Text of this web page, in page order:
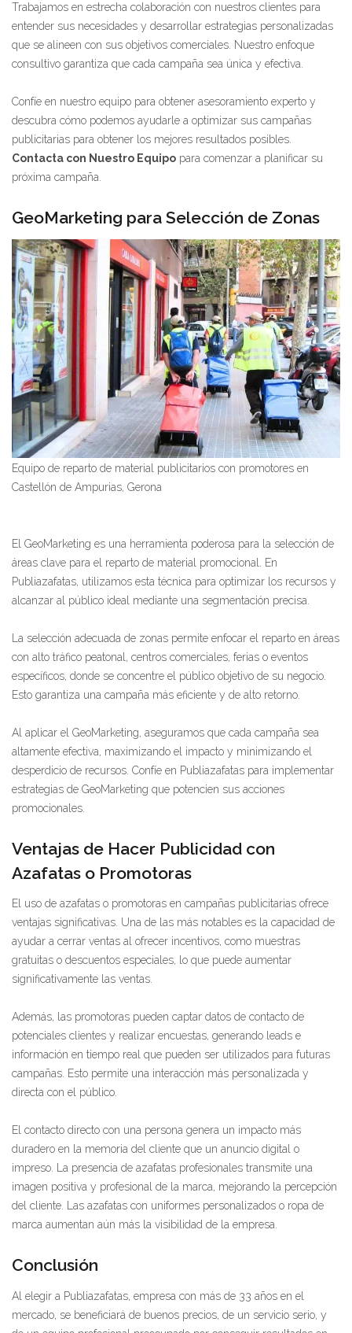
Trabajamos en estrecha colaboración con nuestros clientes para
entender sus necesidades y desarrollar estrategias personalizadas
que se alineen con sus objetivos comerciales. Nuestro enfoque
consultivo garantiza que cada campaña sea única y efectiva.
Confíe en nuestro equipo para obtener asesoramiento experto y
descubra cómo podemos ayudarle a optimizar sus campañas
publicitarias para obtener los mejores resultados posibles.
Contacta con Nuestro Equipo para comenzar a planificar su
próxima campaña.
GeoMarketing para Selección de Zonas
Equipo de reparto de material publicitarios con promotores en
Castellón de Ampurias, Gerona
El GeoMarketing es una herramienta poderosa para la selección de
áreas clave para el reparto de material promocional. En
Publiazafatas, utilizamos esta técnica para optimizar los recursos y
alcanzar al público ideal mediante una segmentación precisa.
La selección adecuada de zonas permite enfocar el reparto en áreas
con alto tráfico peatonal, centros comerciales, ferias o eventos
específicos, donde se concentre el público objetivo de su negocio.
Esto garantiza una campaña más eficiente y de alto retorno.
Al aplicar el GeoMarketing, aseguramos que cada campaña sea
altamente efectiva, maximizando el impacto y minimizando el
desperdicio de recursos. Confíe en Publiazafatas para implementar
estrategias de GeoMarketing que potencien sus acciones
promocionales.
Ventajas de Hacer Publicidad con
Azafatas o Promotoras
El uso de azafatas o promotoras en campañas publicitarias ofrece
ventajas significativas. Una de las más notables es la capacidad de
ayudar a cerrar ventas al ofrecer incentivos, como muestras
gratuitas o descuentos especiales, lo que puede aumentar
significativamente las ventas.
Además, las promotoras pueden captar datos de contacto de
potenciales clientes y realizar encuestas, generando leads e
información en tiempo real que pueden ser utilizados para futuras
campañas. Esto permite una interacción más personalizada y
directa con el público.
El contacto directo con una persona genera un impacto más
duradero en la memoria del cliente que un anuncio digital o
impreso. La presencia de azafatas profesionales transmite una
imagen positiva y profesional de la marca, mejorando la percepción
del cliente. Las azafatas con uniformes personalizados o ropa de
marca aumentan aún más la visibilidad de la empresa.
Conclusión
Al elegir a Publiazafatas, empresa con más de 33 años en el
mercado, se beneficiará de buenos precios, de un servicio serio, y